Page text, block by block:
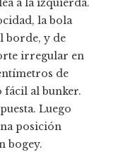
a la izquierda.
la bola
borde, y de
irregular en
de
fácil al bunker.
Luego
posición
bogey.